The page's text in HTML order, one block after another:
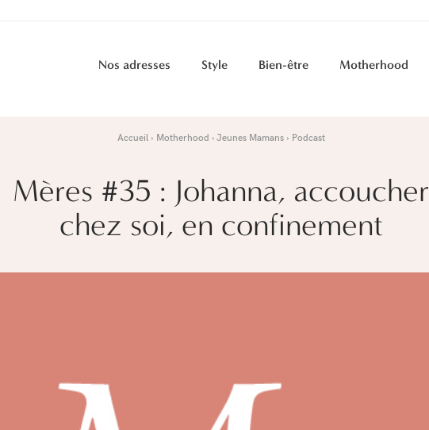
Nos adresses Style Bien-être Motherhood
Accueil Motherhood Jeunes Mamans Podcast
Mères #35 : Johanna, accoucher
chez soi, en confinement